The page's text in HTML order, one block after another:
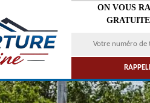
ON VOUS